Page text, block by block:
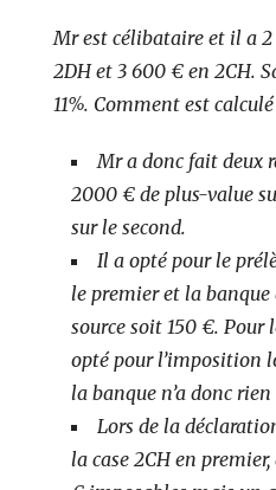
Mr est célibataire et il a
2DH et 3 600 € en 2CH.
11%. Comment est
Mr a donc fait deux
2000 € de plus-value
sur le second.
Il a opté pour le
le premier et la
source soit 150 €. Pour
opté pour l’imposition
la banque n’a donc rien
Lors de la
la case 2CH en